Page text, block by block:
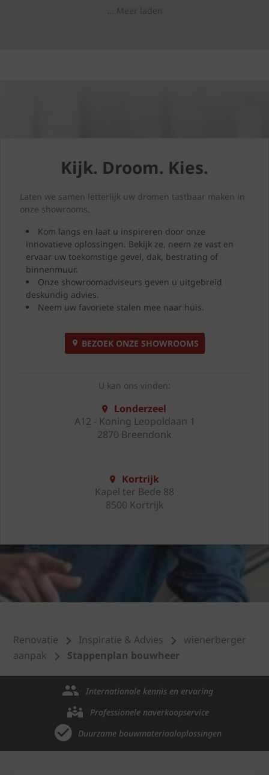
doorsnee woning zijn naar
een dakrenovatie, welke
keuzes u moet maken en
toekomstbestendig maakt.
... Meer laden
Kijk. Droom. Kies.
Laten we samen letterlijk uw dromen tastbaar maken in
onze showrooms.
Kom langs en laat u inspireren door onze
innovatieve oplossingen. Bekijk ze, neem ze vast en
ervaar uw toekomstige gevel, dak, bestrating of
binnenmuur.
Onze showroomadviseurs geven u uitgebreid
deskundig advies.
Neem uw favoriete stalen mee naar huis.
BEZOEK ONZE SHOWROOMS
U kan ons vinden:
Londerzeel
A12 - Koning Leopoldaan 1
2870 Breendonk
Kortrijk
Kapel ter Bede 88
8500 Kortrijk
Renovatie Inspiratie & Advies
wienerberger
aanpak
Stappenplan bouwheer
Internationale kennis en ervaring
Professionele naverkoopservice
Duurzame bouwmateriaaloplossingen